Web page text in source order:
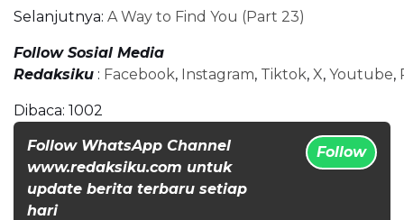
Selanjutnya: A Way to Find You (Part 23)
Follow Sosial Media
Redaksiku : Facebook, Instagram, Tiktok, X, Youtube,
Dibaca: 1002
Follow WhatsApp Channel
www.redaksiku.com untuk
update berita terbaru setiap
hari
Follow